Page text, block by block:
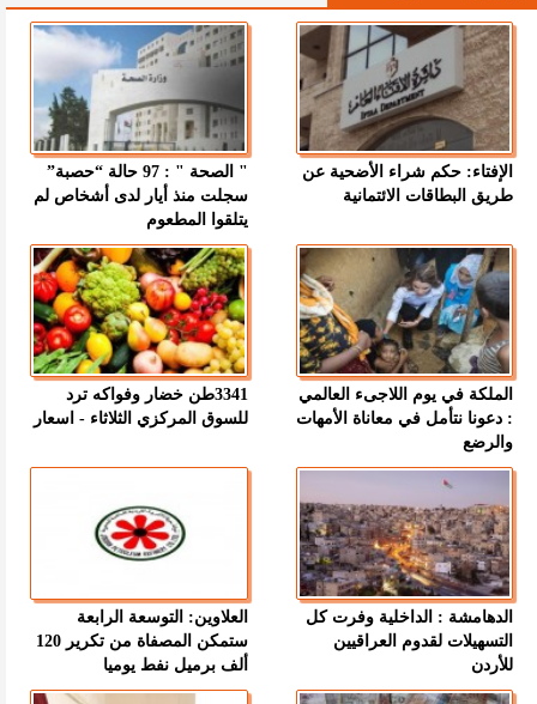
الإفتاء: حكم شراء الأضحية عن
طريق البطاقات الائتمانية
" الصحة " : 97 حالة “حصبة”
سجلت منذ أيار لدى أشخاص لم
يتلقوا المطعوم
الملكة في يوم اللاجىء العالمي
: دعونا نتأمل في معاناة الأمهات
والرضع
3341طن خضار وفواكه ترد
للسوق المركزي الثلاثاء - اسعار
الدهامشة : الداخلية وفرت كل
التسهيلات لقدوم العراقيين
للأردن
العلاوين: التوسعة الرابعة
ستمكن المصفاة من تكرير 120
ألف برميل نفط يوميا